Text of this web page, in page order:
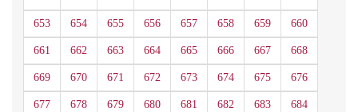
653 654 655 656 657 658 659 660
661 662 663 664 665 666 667 668
669 670 671 672 673 674 675 676
677 678 679 680 681 682 683 684